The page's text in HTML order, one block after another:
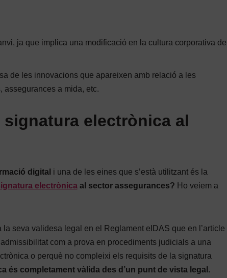
ja que implica una modificació en la cultura corporativa de
de les innovacions que apareixen amb relació a les
assegurances a mida, etc.
electrònica al
digital i una de les eines que s’està utilitzant és la
electrònicaal sector assegurances? Ho veiem a
seva validesa legal en el Reglament eIDAS que en l’article
com a prova en procediments judicials a una
o perquè no compleixi els requisits de la signatura
és completament vàlida des d’un punt de vista legal.